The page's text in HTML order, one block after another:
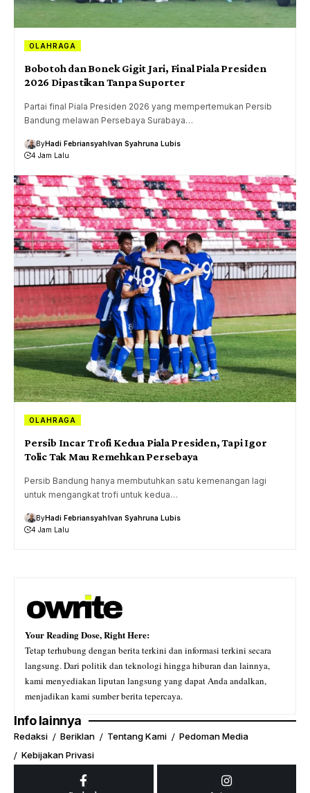
OLAHRAGA
Bobotoh dan Bonek Gigit Jari, Final Piala Presiden
2026 Dipastikan Tanpa Suporter
Partai final Piala Presiden 2026 yang mempertemukan Persib
Bandung melawan Persebaya Surabaya…
ByHadi FebriansyahIvan Syahruna Lubis
4 Jam Lalu
OLAHRAGA
Persib Incar Trofi Kedua Piala Presiden, Tapi Igor
Tolic Tak Mau Remehkan Persebaya
Persib Bandung hanya membutuhkan satu kemenangan lagi
untuk mengangkat trofi untuk kedua…
ByHadi FebriansyahIvan Syahruna Lubis
4 Jam Lalu
Your Reading Dose, Right Here:
Tetap terhubung dengan berita terkini dan informasi terkini secara
langsung. Dari politik dan teknologi hingga hiburan dan lainnya,
kami menyediakan liputan langsung yang dapat Anda andalkan,
menjadikan kami sumber berita tepercaya.
Info lainnya
Redaksi Beriklan Tentang Kami
Pedoman Media
Kebijakan Privasi